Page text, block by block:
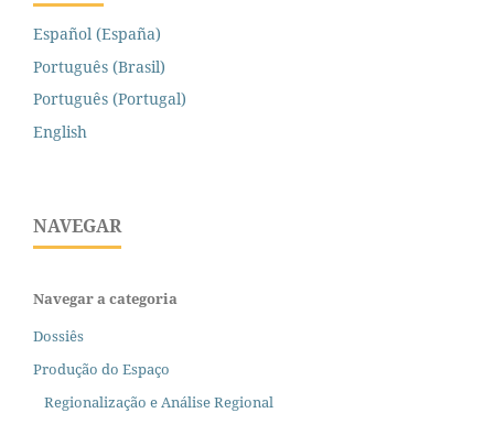
Español (España)
Português (Brasil)
Português (Portugal)
English
NAVEGAR
Navegar a categoria
Dossiês
Produção do Espaço
Regionalização e Análise Regional